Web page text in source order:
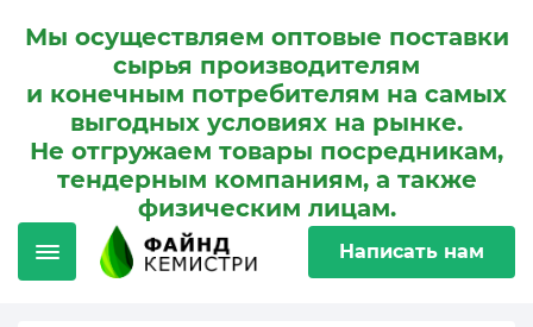
Мы осуществляем оптовые поставки
сырья производителям
и конечным потребителям на самых
выгодных условиях на рынке.
Не отгружаем товары посредникам,
тендерным компаниям, а также
физическим лицам.
Написать нам